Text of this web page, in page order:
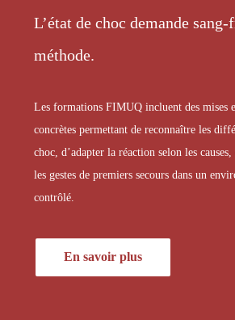
L’état de choc demande
méthode.
Les formations FIMUQ incluent des mises
concrètes permettant de reconnaître les
choc, d’adapter la réaction selon les
les gestes de premiers secours dans un
contrôlé.
En savoir plus